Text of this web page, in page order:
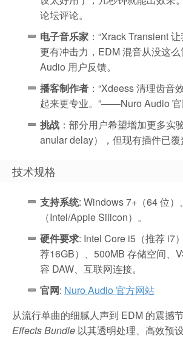
论坛评论。
电子音乐家 ：“Xrack Transient
更有冲击力，EDM 混音从没这
Audio 用户反馈。
播客制作者 ：“Xdeess 清理齿音
起来更专业。”——Nuro Audio 官
挑战 ：部分用户希望增加更多实
anular delay），但现有插件已覆
技术规格
支持系统: Windows 7+（64 位
（Intel/Apple Silicon）。
硬件要求: Intel Core i5（推荐 i7
荐16GB）、500MB 存储空间、
容 DAW、互联网连接。
官网: Nuro Audio 官方网站
从流行单曲的细腻人声到 EDM 的震撼
Effects Bundle 以其透明处理、高效预